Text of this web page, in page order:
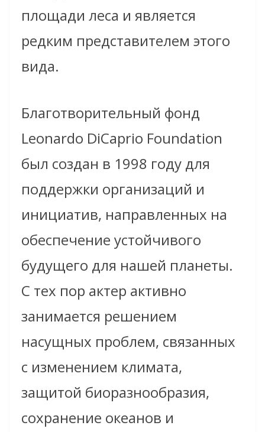
площади леса и является
редким представителем этого
вида.
Благотворительный фонд
Leonardo DiCaprio Foundation
был создан в 1998 году для
поддержки организаций и
инициатив, направленных на
обеспечение устойчивого
будущего для нашей планеты.
С тех пор актер активно
занимается решением
насущных проблем, связанных
с изменением климата,
защитой биоразнообразия,
сохранение океанов и